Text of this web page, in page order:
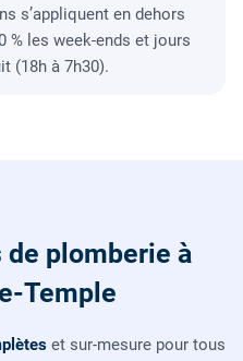
s’appliquent en dehors
% les week-ends et jours
(18h à 7h30).
plomberie à
Temple
et sur-mesure pour tous